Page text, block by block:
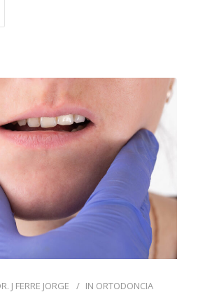
J FERRE JORGE IN ORTODONCIA